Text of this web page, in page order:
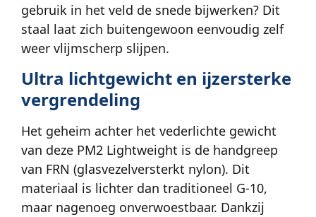
gebruik in het veld de snede bijwerken? Dit
staal laat zich buitengewoon eenvoudig zelf
weer vlijmscherp slijpen.
Ultra lichtgewicht en ijzersterke
vergrendeling
Het geheim achter het vederlichte gewicht
van deze PM2 Lightweight is de handgreep
van FRN (glasvezelversterkt nylon). Dit
materiaal is lichter dan traditioneel G-10,
maar nagenoeg onverwoestbaar. Dankzij